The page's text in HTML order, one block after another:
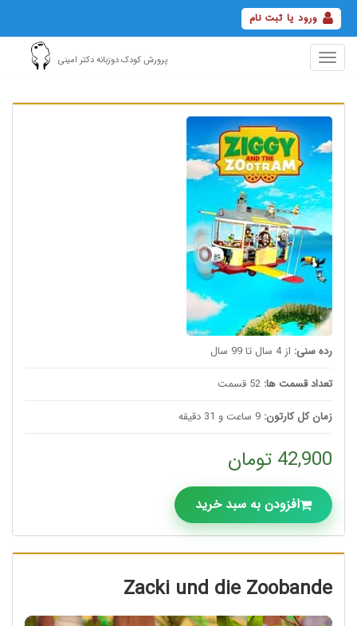
ورود یا ثبت نام
Toggle
navigation پرورش کودک دوزبانه دکتر امینی
رده سنی:از 4 سال تا 99 سال
تعداد قسمت ها: 52 قسمت
زمان کل کارتون:9 ساعت و 31 دقیقه
42,900 تومان
افزودن به سبد خرید
Zacki und die Zoobande